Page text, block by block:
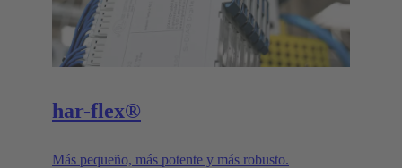
har-flex®
Más pequeño, más potente y más robusto.